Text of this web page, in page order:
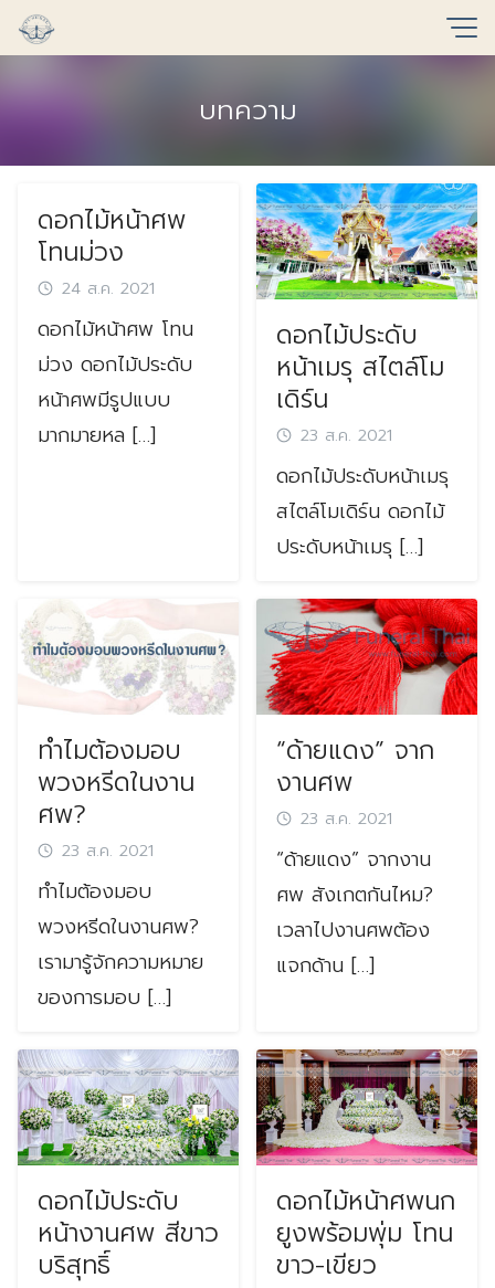
Skip
to
content
Search
for:
บทความ
ดอกไม้หน้าศพ
โทนม่วง
24 ส.ค. 2021
ดอกไม้หน้าศพ โทน
ม่วง ดอกไม้ประดับ
หน้าศพมีรูปแบบ
มากมายหล […]
ดอกไม้ประดับ
หน้าเมรุ สไตล์โม
เดิร์น
23 ส.ค. 2021
ดอกไม้ประดับหน้าเมรุ
สไตล์โมเดิร์น ดอกไม้
ประดับหน้าเมรุ […]
ทำไมต้องมอบ
พวงหรีดในงาน
ศพ?
23 ส.ค. 2021
ทำไมต้องมอบ
พวงหรีดในงานศพ?
เรามารู้จักความหมาย
ของการมอบ […]
“ด้ายแดง” จาก
งานศพ
23 ส.ค. 2021
“ด้ายแดง” จากงาน
ศพ สังเกตกันไหม?
เวลาไปงานศพต้อง
แจกด้าน […]
ดอกไม้ประดับ
หน้างานศพ สีขาว
บริสุทธิ์
ดอกไม้หน้าศพนก
ยูงพร้อมพุ่ม โทน
ขาว-เขียว